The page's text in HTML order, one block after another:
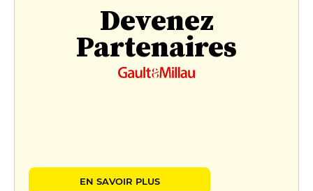
Devenez
Partenaires
EN SAVOIR PLUS